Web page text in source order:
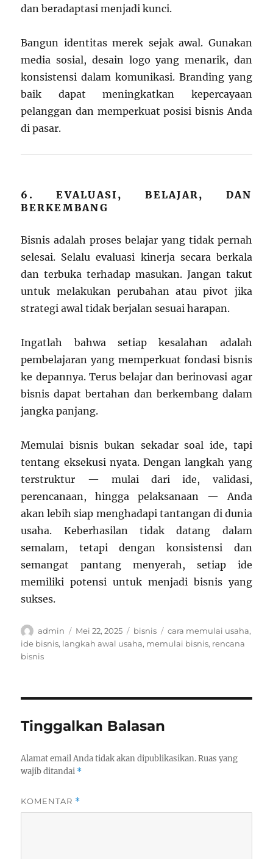
dan beradaptasi menjadi kunci.
Bangun identitas merek sejak awal. Gunakan
media sosial, desain logo yang menarik, dan
konsistensi dalam komunikasi. Branding yang
baik dapat meningkatkan kepercayaan
pelanggan dan memperkuat posisi bisnis Anda
di pasar.
6. EVALUASI, BELAJAR, DAN
BERKEMBANG
Bisnis adalah proses belajar yang tidak pernah
selesai. Selalu evaluasi kinerja secara berkala
dan terbuka terhadap masukan. Jangan takut
untuk melakukan perubahan atau pivot jika
strategi awal tidak berjalan sesuai harapan.
Ingatlah bahwa setiap kesalahan adalah
pembelajaran yang memperkuat fondasi bisnis
ke depannya. Terus belajar dan berinovasi agar
bisnis dapat bertahan dan berkembang dalam
jangka panjang.
Memulai bisnis bukan sekadar soal ide, tapi
tentang eksekusi nyata. Dengan langkah yang
terstruktur — mulai dari ide, validasi,
perencanaan, hingga pelaksanaan — Anda
akan lebih siap menghadapi tantangan di dunia
usaha. Keberhasilan tidak datang dalam
semalam, tetapi dengan konsistensi dan
semangat pantang menyerah, setiap ide
memiliki potensi untuk menjadi bisnis yang
sukses.
Author
admin
Posted
on
Mei 22, 2025 Categories
bisnis Tags
cara memulai usaha,
ide bisnis, langkah awal usaha, memulai bisnis, rencana
bisnis
Tinggalkan Balasan
Alamat email Anda tidak akan dipublikasikan. Ruas yang
wajib ditandai *
KOMENTAR *